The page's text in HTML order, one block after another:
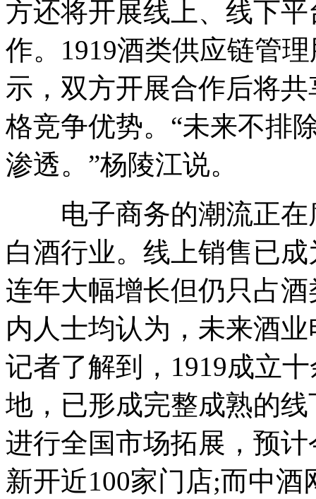
方还将开展线上、线下
作。1919酒类供应链管
示，双方开展合作后将
格竞争优势。“未来不排
渗透。”杨陵江说。
电子商务的潮流正在
白酒行业。线上销售已
连年大幅增长但仍只占
内人士均认为，未来酒
记者了解到，1919成立
地，已形成完整成熟的
进行全国市场拓展，预
新开近100家门店;而中